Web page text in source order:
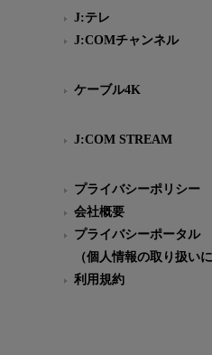
J:テレ
J:COMチャンネル
ケーブル4K
J:COM STREAM
プライバシーポリシー
会社概要
プライバシーポータル
（個人情報の取り扱い
利用規約